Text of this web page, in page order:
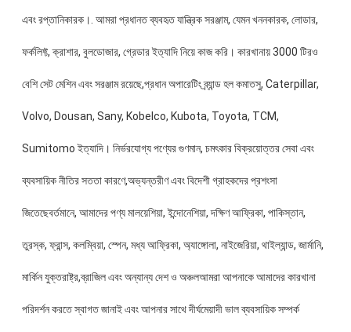
এবং রপ্তানিকারক।. আমরা প্রধানত ব্যবহৃত যান্ত্রিক সরঞ্জাম, যেমন খননকারক, লোডার,
ফর্কলিফ্ট, ক্রাশার, বুলডোজার, গ্রেডার ইত্যাদি নিয়ে কাজ করি। কারখানায় 3000 টিরও
বেশি সেট মেশিন এবং সরঞ্জাম রয়েছে,প্রধান অপারেটিং ব্র্যান্ড হল কমাতসু, Caterpillar,
Volvo, Dousan, Sany, Kobelco, Kubota, Toyota, TCM,
Sumitomo ইত্যাদি। নির্ভরযোগ্য পণ্যের গুণমান, চমৎকার বিক্রয়োত্তর সেবা এবং
ব্যবসায়িক নীতির সততা কারণে,অভ্যন্তরীণ এবং বিদেশী গ্রাহকদের প্রশংসা
জিতেছেবর্তমানে, আমাদের পণ্য মালয়েশিয়া, ইন্দোনেশিয়া, দক্ষিণ আফ্রিকা, পাকিস্তান,
তুরস্ক, ফ্রান্স, কলম্বিয়া, স্পেন, মধ্য আফ্রিকা, অ্যাঙ্গোলা, নাইজেরিয়া, থাইল্যান্ড, জার্মানি,
মার্কিন যুক্তরাষ্ট্র,ব্রাজিল এবং অন্যান্য দেশ ও অঞ্চলআমরা আপনাকে আমাদের কারখানা
পরিদর্শন করতে স্বাগত জানাই এবং আপনার সাথে দীর্ঘমেয়াদী ভাল ব্যবসায়িক সম্পর্ক